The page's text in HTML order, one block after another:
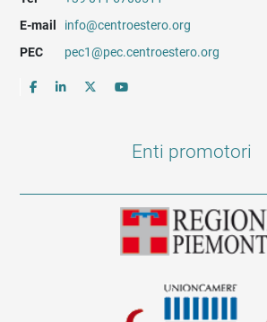
E-mail
info@centroestero.org
PEC
pec1@pec.centroestero.org
Enti promotori